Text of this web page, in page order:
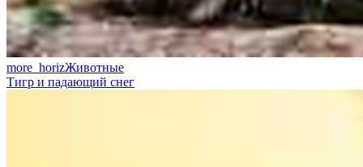
more_horizЖивотные
Тигр и падающий снег